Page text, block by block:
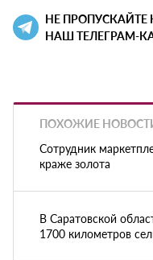
НЕ
НАШ ТЕЛЕГРАМ-
ПОХОЖИЕ
Сотрудник
краже золота
В Саратовской
1700 километров